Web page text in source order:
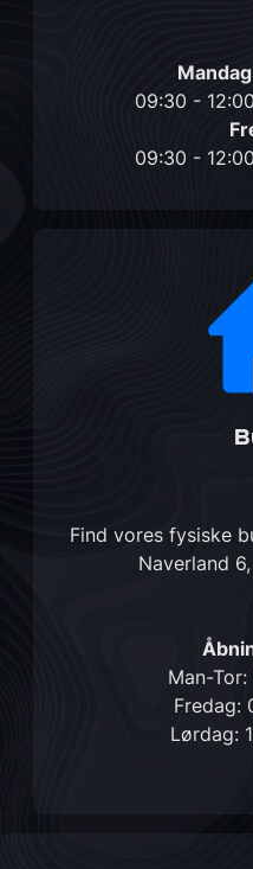
09:30 -
09:30 -
Find vores fysiske
Naverland
Man-
Fredag:
Lørdag: